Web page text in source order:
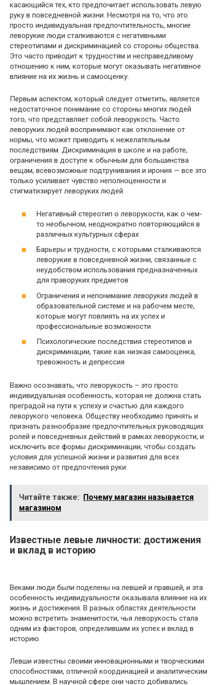
касающийся тех, кто предпочитает использовать левую
руку в повседневной жизни. Несмотря на то, что это
просто индивидуальная предпочтительность, многие
леворукие люди сталкиваются с негативными
стереотипами и дискриминацией со стороны общества.
Это часто приводит к трудностям и несправедливому
отношению к ним, которые могут оказывать негативное
влияние на их жизнь и самооценку.
Первым аспектом, который следует отметить, является
недостаточное понимание со стороны многих людей
того, что представляет собой леворукость. Часто
леворуких людей воспринимают как отклонение от
нормы, что может приводить к нежелательным
последствиям. Дискриминация в школе и на работе,
ограничения в доступе к обычным для большинства
вещам, всевозможные подтрунивания и ирония — все это
только усиливает чувство неполноценности и
стигматизирует леворуких людей.
Негативный стереотип о леворукости, как о чем-
то необычном, неоднократно повторяющийся в
различных культурных сферах
Барьеры и трудности, с которыми сталкиваются
леворукие в повседневной жизни, связанные с
неудобством использования предназначенных
для праворуких предметов
Ограничения и непонимание леворуких людей в
образовательной системе и на рабочем месте,
которые могут повлиять на их успех и
профессиональные возможности
Психологические последствия стереотипов и
дискриминации, такие как низкая самооценка,
тревожность и депрессия
Важно осознавать, что леворукость – это просто
индивидуальная особенность, которая не должна стать
преградой на пути к успеху и счастью для каждого
леворукого человека. Обществу необходимо принять и
признать разнообразие предпочтительных руководящих
ролей и повседневных действий в рамках леворукости, и
исключить все формы дискриминации, чтобы создать
условия для успешной жизни и развития для всех
независимо от предпочтения руки.
Читайте также: Почему магазин называется
магазином
Известные левые личности: достижения
и вклад в историю
Веками люди были поделены на левшей и правшей, и эта
особенность индивидуальности оказывала влияние на их
жизнь и достижения. В разных областях деятельности
можно встретить знаменитости, чья леворукость стала
одним из факторов, определившим их успех и вклад в
историю.
Левши известны своими инновационными и творческими
способностями, отличной координацией и аналитическим
мышлением. В научной сфере они часто добивались